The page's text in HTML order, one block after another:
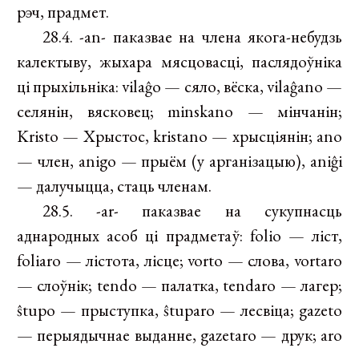
рэч, прадмет.
28.4. -an- паказвае на члена якога-небудзь
калектыву, жыхара мясцовасці, паслядоўніка
ці прыхільніка: vilaĝo — сяло, вёска, vilaĝano —
селянін, вясковец; minskano — мінчанін;
Kristo — Хрыстос, kristano — хрысціянін; ano
— член, anigo — прыём (у арганізацыю), aniĝi
— далучыцца, стаць членам.
28.5. -ar- паказвае на сукупнасць
аднародных асоб ці прадметаў: folio — ліст,
foliaro — лістота, лісце; vorto — слова, vortaro
— слоўнік; tendo — палатка, tendaro — лагер;
ŝtupo — прыступка, ŝtuparo — лесвіца; gazeto
— перыядычнае выданне, gazetaro — друк; aro